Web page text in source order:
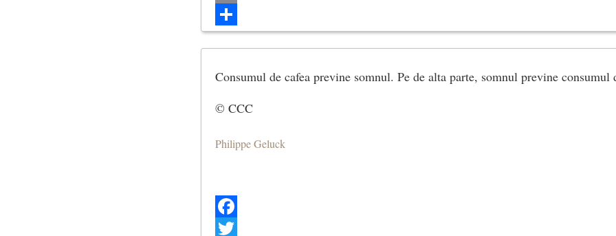
Email
Share
Consumul de cafea previne somnul. Pe de alta parte, somnul previne consumul
© CCC
Philippe Geluck
Facebook